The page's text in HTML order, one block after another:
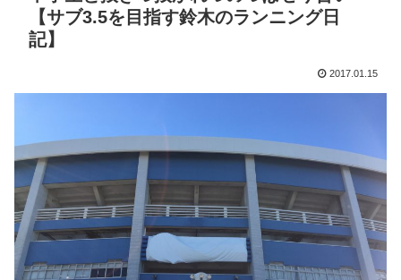
【サブ3.5を目指す鈴木のランニング日
記】
2017.01.15